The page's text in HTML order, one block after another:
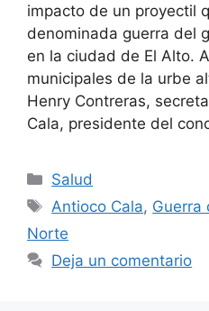
impacto de un proyectil
denominada guerra del
en la ciudad de El Alto.
municipales de la urbe
Henry Contreras,
Cala, presidente del
Categorías
Salud
Etiquetas
Antioco Cala, Guerra
Norte
Deja un comentario